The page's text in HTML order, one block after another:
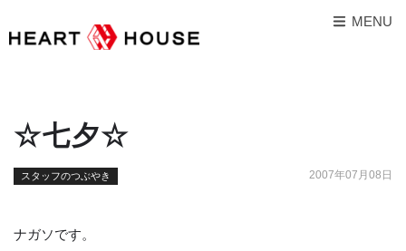
MENU
☆七夕☆
スタッフのつぶやき 2007年07月08日
ナガソです。